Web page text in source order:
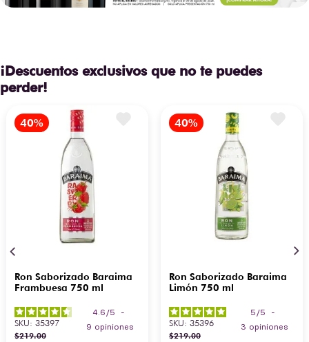
¡Descuentos exclusivos que no te puedes
perder!
Ron Saborizado Baraima
Frambuesa 750 ml
4.6 /5
-
9 opiniones
SKU: 35397
$219.00
Ron Saborizado Baraima
Limón 750 ml
5 /5
-
3 opiniones
SKU: 35396
$219.00